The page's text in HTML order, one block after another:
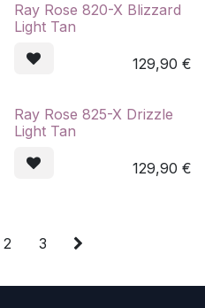
Ray Rose 820-X Blizzard
Light Tan
129,90 €
Ray Rose 825-X Drizzle
Light Tan
129,90 €
2 3